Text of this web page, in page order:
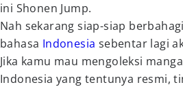
ini Shonen Jump.
Nah sekarang siap-siap
bahasa Indonesia sebentar lagi
Jika kamu mau mengoleksi manga
Indonesia yang tentunya resmi,